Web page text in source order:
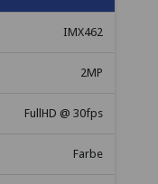
IMX462
2MP
FullHD @ 30fps
Farbe